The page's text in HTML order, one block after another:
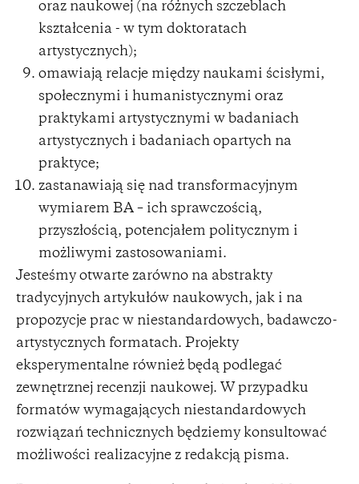
oraz naukowej (na różnych szczeblach
kształcenia - w tym doktoratach
artystycznych);
omawiają relacje między naukami ścisłymi,
społecznymi i humanistycznymi oraz
praktykami artystycznymi w badaniach
artystycznych i badaniach opartych na
praktyce;
zastanawiają się nad transformacyjnym
wymiarem BA – ich sprawczością,
przyszłością, potencjałem politycznym i
możliwymi zastosowaniami.
Jesteśmy otwarte zarówno na abstrakty
tradycyjnych artykułów naukowych, jak i na
propozycje prac w niestandardowych, badawczo-
artystycznych formatach. Projekty
eksperymentalne również będą podlegać
zewnętrznej recenzji naukowej. W przypadku
formatów wymagających niestandardowych
rozwiązań technicznych będziemy konsultować
możliwości realizacyjne z redakcją pisma.